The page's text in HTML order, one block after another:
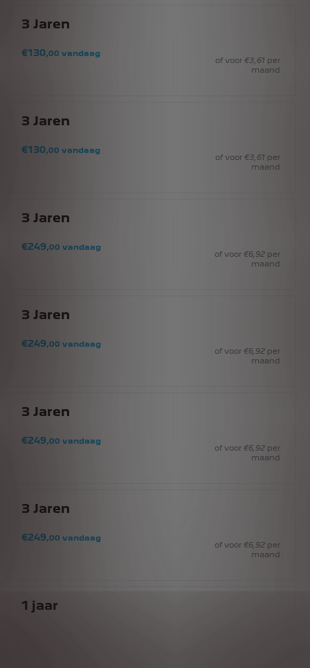
3 Jaren
€130,00 vandaag
of voor €3,61 per
maand
3 Jaren
€130,00 vandaag
of voor €3,61 per
maand
3 Jaren
€249,00 vandaag
of voor €6,92 per
maand
3 Jaren
€249,00 vandaag
of voor €6,92 per
maand
3 Jaren
€249,00 vandaag
of voor €6,92 per
maand
3 Jaren
€249,00 vandaag
of voor €6,92 per
maand
1 jaar